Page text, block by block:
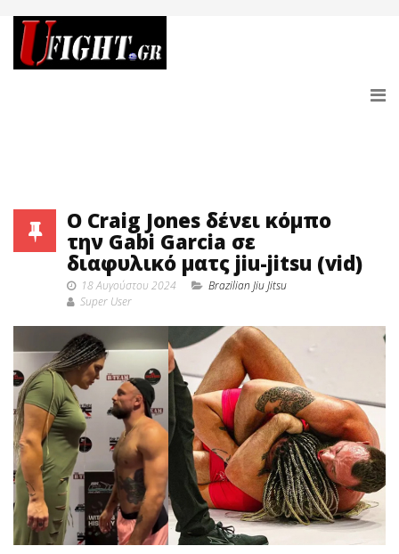
Ο Craig Jones δένει κόμπο
την Gabi Garcia σε
διαφυλικό ματς jiu-jitsu (vid)
18 Αυγούστου 2024
Brazilian Jiu Jitsu
Super User